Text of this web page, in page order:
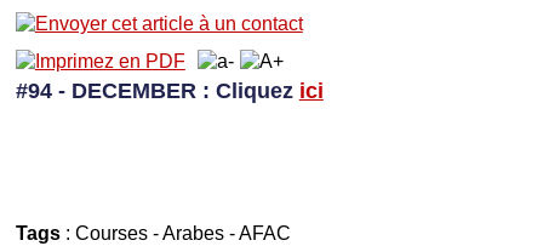
#94 - DECEMBER: Cliquez ici
Tags: Courses-Arabes-AFAC